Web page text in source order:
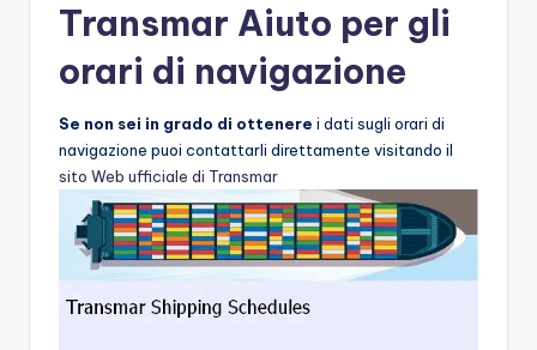
Transmar Aiuto per gli
orari di navigazione
Se non sei in grado di ottenere i dati sugli orari di
navigazione puoi contattarli direttamente visitando il
sito Web ufficiale di Transmar